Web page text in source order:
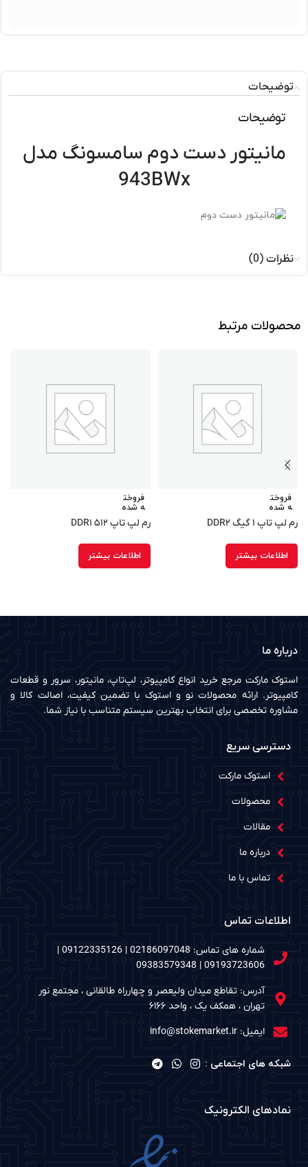
توضیحات
توضیحات
مانیتور دست دوم سامسونگ مدل
943BWx
نظرات (0)
محصولات مرتبط
فروخت
ه شده
رم لپ تاپ ۱ گیگ DDR۲
اطلاعات بیشتر
فروخت
ه شده
رم لپ تاپ ۵۱۲ DDR۱
اطلاعات بیشتر
درباره ما
استوک مارکت مرجع خرید انواع کامپیوتر، لپ‌تاپ، مانیتور، سرور و قطعات
کامپیوتر. ارائه محصولات نو و استوک با تضمین کیفیت، اصالت کالا و
مشاوره تخصصی برای انتخاب بهترین سیستم متناسب با نیاز شما.
دسترسی سریع
استوک مارکت
محصولات
مقالات
درباره ما
تماس با ما
اطلاعات تماس
شماره های تماس: 02186097048 | 09122335126 |
09193723606 | 09383579348
آدرس: تقاطع میدان ولیعصر و چهارراه طالقانی ، مجتمع نور
تهران ، همکف یک ، واحد ۶۱۶۶
ایمیل: info@stokemarket.ir
شبکه های اجتماعی :
نمادهای الکترونیک